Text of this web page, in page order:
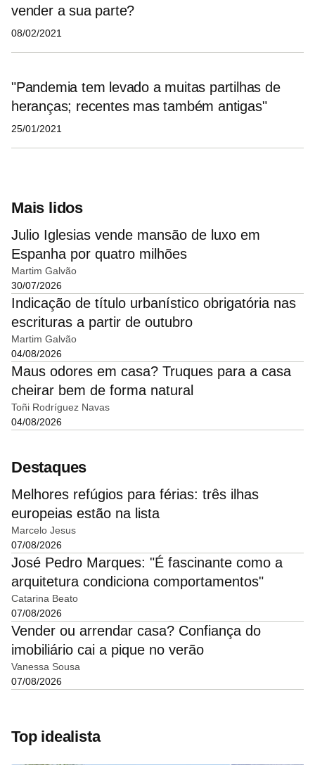
vender a sua parte?
08/02/2021
"Pandemia tem levado a muitas partilhas de
heranças; recentes mas também antigas"
25/01/2021
Mais lidos
Julio Iglesias vende mansão de luxo em
Espanha por quatro milhões
Martim Galvão
30/07/2026
Indicação de título urbanístico obrigatória nas
escrituras a partir de outubro
Martim Galvão
04/08/2026
Maus odores em casa? Truques para a casa
cheirar bem de forma natural
Toñi Rodríguez Navas
04/08/2026
Destaques
Melhores refúgios para férias: três ilhas
europeias estão na lista
Marcelo Jesus
07/08/2026
José Pedro Marques: "É fascinante como a
arquitetura condiciona comportamentos"
Catarina Beato
07/08/2026
Vender ou arrendar casa? Confiança do
imobiliário cai a pique no verão
Vanessa Sousa
07/08/2026
Top idealista